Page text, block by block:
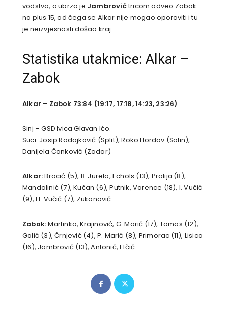
vodstva, a ubrzo je Jambrovićtricom odveo Zabok
na plus 15, od čega se Alkar nije mogao oporaviti i tu
je neizvjesnosti došao kraj.
Statistika utakmice: Alkar –
Zabok
Alkar – Zabok 73:84 (19:17, 17:18, 14:23, 23:26)
Sinj – GSD Ivica Glavan Ićo.
Suci: Josip Radojković (Split), Roko Hordov (Solin),
Danijela Čanković (Zadar)
Alkar:Brocić (5), B. Jurela, Echols (13), Pralija (8),
Mandalinić (7), Kučan (6), Putnik, Varence (18), I. Vučić
(9), H. Vučić (7), Zukanović.
Zabok:Martinko, Krajinović, G. Marić (17), Tomas (12),
Galić (3), Črnjević (4), P. Marić (8), Primorac (11), Lisica
(16), Jambrović (13), Antonić, Elčić.